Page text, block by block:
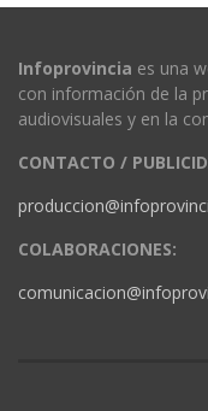
Infoprovincia es una
con información de la
audiovisuales y en la
CONTACTO /
COLABORACIONES: